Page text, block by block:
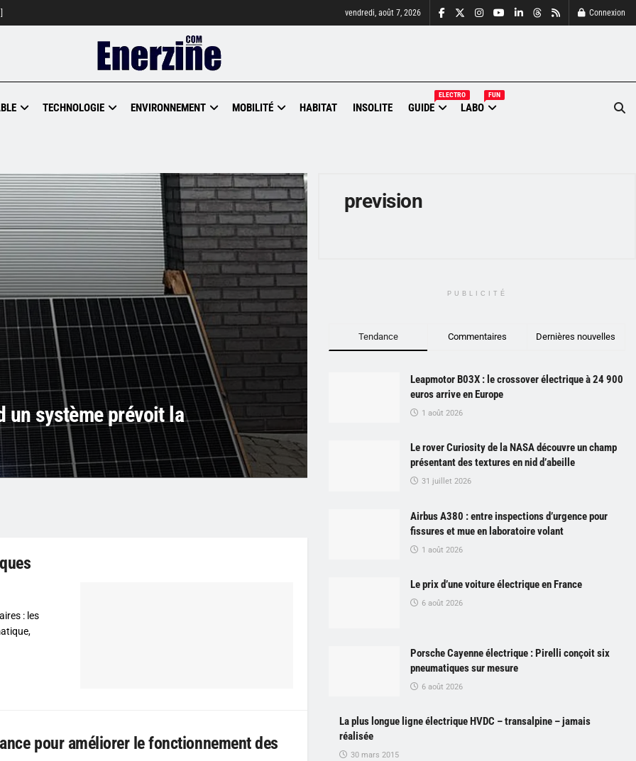
vendredi, août 7, 2026 Connexion
TECHNOLOGIE ENVIRONNEMENT MOBILITÉ HABITAT INSOLITE GUIDE
ELECTRO
LABO
FUN
un système prévoit la
: les
pour améliorer le fonctionnement des
prevision
PUBLICITÉ
Tendance Commentaires Dernières nouvelles
Leapmotor B03X : le crossover électrique à 24 900
euros arrive en Europe
1 août 2026
Le rover Curiosity de la NASA découvre un champ
présentant des textures en nid d’abeille
31 juillet 2026
Airbus A380 : entre inspections d’urgence pour
fissures et mue en laboratoire volant
1 août 2026
Le prix d’une voiture électrique en France
6 août 2026
Porsche Cayenne électrique : Pirelli conçoit six
pneumatiques sur mesure
6 août 2026
La plus longue ligne électrique HVDC – transalpine – jamais
réalisée
30 mars 2015